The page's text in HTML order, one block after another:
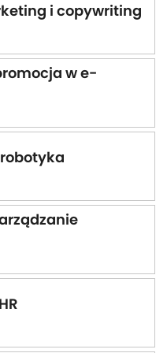
i copywriting
w e-